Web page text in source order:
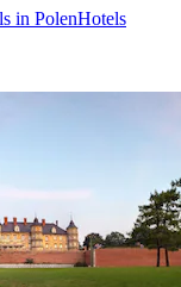
in PolenHotels